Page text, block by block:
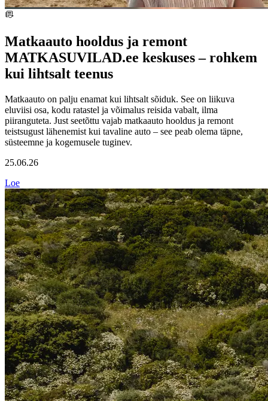
Matkaauto hooldus ja remont
MATKASUVILAD.ee keskuses – rohkem
kui lihtsalt teenus
Matkaauto on palju enamat kui lihtsalt sõiduk. See on liikuva
eluviisi osa, kodu ratastel ja võimalus reisida vabalt, ilma
piiranguteta. Just seetõttu vajab matkaauto hooldus ja remont
teistsugust lähenemist kui tavaline auto – see peab olema täpne,
süsteemne ja kogemusele tuginev.
25.06.26
Loe